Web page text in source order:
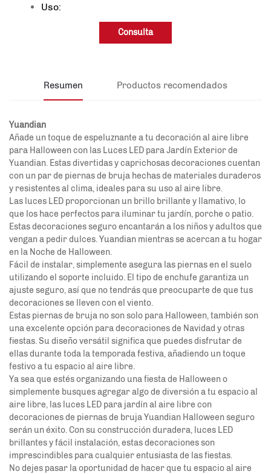
Uso:
Consulta
Resumen Productos recomendados
Yuandian
Añade un toque de espeluznante a tu decoración al aire libre
para Halloween con las Luces LED para Jardín Exterior de
Yuandian. Estas divertidas y caprichosas decoraciones cuentan
con un par de piernas de bruja hechas de materiales duraderos
y resistentes al clima, ideales para su uso al aire libre.
Las luces LED proporcionan un brillo brillante y llamativo, lo
que los hace perfectos para iluminar tu jardín, porche o patio.
Estas decoraciones seguro encantarán a los niños y adultos que
vengan a pedir dulces.Yuandian mientras se acercan a tu hogar
en la Noche de Halloween.
Fácil de instalar, simplemente asegura las piernas en el suelo
utilizando el soporte incluido. El tipo de enchufe garantiza un
ajuste seguro, así que no tendrás que preocuparte de que tus
decoraciones se lleven con el viento.
Estas piernas de bruja no son solo para Halloween, también son
una excelente opción para decoraciones de Navidad y otras
fiestas. Su diseño versátil significa que puedes disfrutar de
ellas durante toda la temporada festiva, añadiendo un toque
festivo a tu espacio al aire libre.
Ya sea que estés organizando una fiesta de Halloween o
simplemente busques agregar algo de diversión a tu espacio al
aire libre, las luces LED para jardín al aire libre con
decoraciones de piernas de bruja Yuandian Halloween seguro
serán un éxito. Con su construcción duradera, luces LED
brillantes y fácil instalación, estas decoraciones son
imprescindibles para cualquier entusiasta de las fiestas.
No dejes pasar la oportunidad de hacer que tu espacio al aire